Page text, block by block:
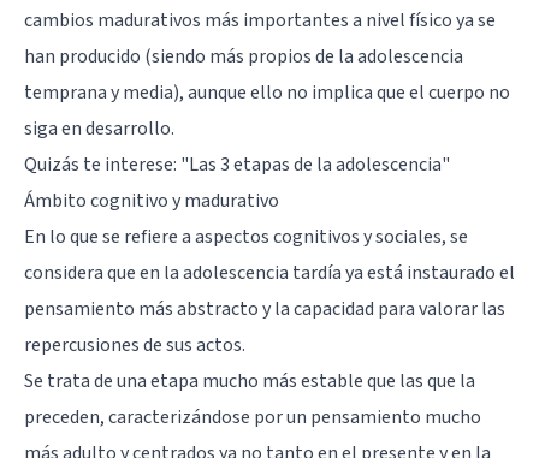
cambios madurativos más importantes a nivel físico ya se
han producido (siendo más propios de la adolescencia
temprana y media), aunque ello no implica que el cuerpo no
siga en desarrollo.
Quizás te interese: "Las 3 etapas de la adolescencia"
Ámbito cognitivo y madurativo
En lo que se refiere a aspectos cognitivos y sociales, se
considera que en la adolescencia tardía ya está instaurado el
pensamiento más abstracto y la capacidad para valorar las
repercusiones de sus actos.
Se trata de una etapa mucho más estable que las que la
preceden, caracterizándose por un pensamiento mucho